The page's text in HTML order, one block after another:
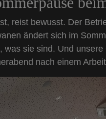
reist bewusst. Der
ändert sich im
was sie sind. Und
nach einem